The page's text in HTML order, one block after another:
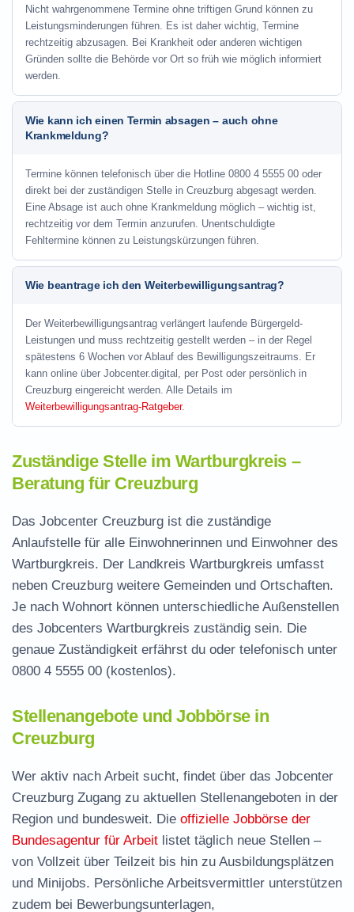
Nicht wahrgenommene Termine ohne triftigen Grund können zu
Leistungsminderungen führen. Es ist daher wichtig, Termine
rechtzeitig abzusagen. Bei Krankheit oder anderen wichtigen
Gründen sollte die Behörde vor Ort so früh wie möglich informiert
werden.
Wie kann ich einen Termin absagen – auch ohne
Krankmeldung?
Termine können telefonisch über die Hotline 0800 4 5555 00 oder
direkt bei der zuständigen Stelle in Creuzburg abgesagt werden.
Eine Absage ist auch ohne Krankmeldung möglich – wichtig ist,
rechtzeitig vor dem Termin anzurufen. Unentschuldigte
Fehltermine können zu Leistungskürzungen führen.
Wie beantrage ich den Weiterbewilligungsantrag?
Der Weiterbewilligungsantrag verlängert laufende Bürgergeld-
Leistungen und muss rechtzeitig gestellt werden – in der Regel
spätestens 6 Wochen vor Ablauf des Bewilligungszeitraums. Er
kann online über Jobcenter.digital, per Post oder persönlich in
Creuzburg eingereicht werden. Alle Details im
Weiterbewilligungsantrag-Ratgeber.
Zuständige Stelle im Wartburgkreis –
Beratung für Creuzburg
Das Jobcenter Creuzburg ist die zuständige
Anlaufstelle für alle Einwohnerinnen und Einwohner des
Wartburgkreis. Der Landkreis Wartburgkreis umfasst
neben Creuzburg weitere Gemeinden und Ortschaften.
Je nach Wohnort können unterschiedliche Außenstellen
des Jobcenters Wartburgkreis zuständig sein. Die
genaue Zuständigkeit erfährst du oder telefonisch unter
0800 4 5555 00 (kostenlos).
Stellenangebote und Jobbörse in
Creuzburg
Wer aktiv nach Arbeit sucht, findet über das Jobcenter
Creuzburg Zugang zu aktuellen Stellenangeboten in der
Region und bundesweit. Die offizielle Jobbörse der
Bundesagentur für Arbeit listet täglich neue Stellen –
von Vollzeit über Teilzeit bis hin zu Ausbildungsplätzen
und Minijobs. Persönliche Arbeitsvermittler unterstützen
zudem bei Bewerbungsunterlagen,